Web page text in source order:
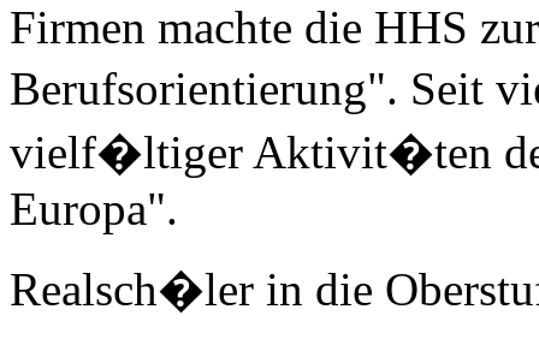
Firmen machte die HHS
Berufsorientierung". Seit
vielf�ltiger Aktivit�ten
Europa".
Realsch�ler in die